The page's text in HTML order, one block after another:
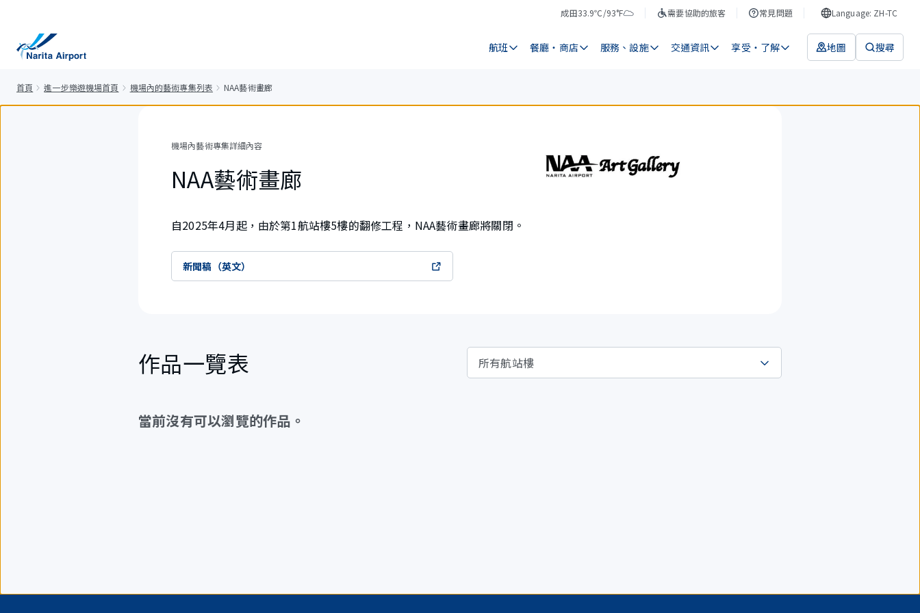
成田
氣
33.9℃/93°F
天
需要協助的旅客 常見問題 Language: ZH-TC
航班 餐廳・商店 服務、設施 交通資訊 享受・了解 地圖 搜尋
首頁 進一步樂遊機場首頁 機場內的藝術專集列表 NAA藝術畫廊
機場內藝術專集詳細內容
NAA藝術畫廊
自2025年4月起，由於第1航站樓5樓的翻修工程，NAA藝術畫廊將關閉。
新聞稿（英文）
作品一覽表
當前沒有可以瀏覽的作品。